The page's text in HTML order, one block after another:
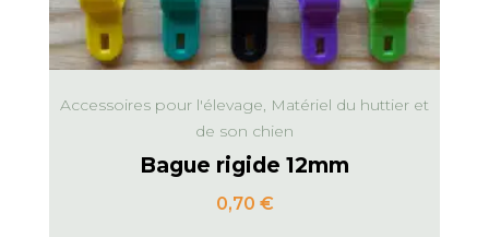
Accessoires pour l'élevage, Matériel du huttier et
de son chien
Bague rigide 12mm
0,70 €